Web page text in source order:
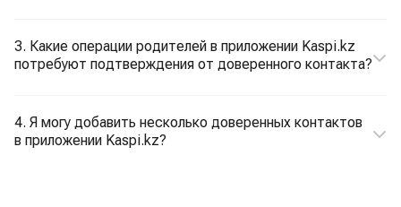
3. Какие операции родителей в приложении Kaspi.kz
потребуют подтверждения от доверенного контакта?
4. Я могу добавить несколько доверенных контактов
в приложении Kaspi.kz?